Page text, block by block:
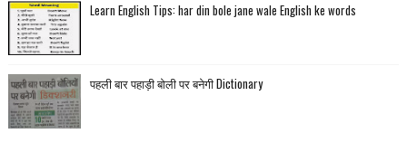
Learn English Tips: har din bole jane wale English ke words
पहली बार पहाड़ी बोली पर बनेगी Dictionary